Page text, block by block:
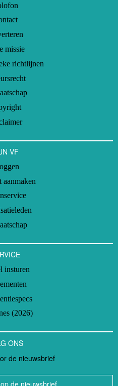
missie
richtlijnen
VF
aanmaken
insturen
(2026)
ONS
de nieuwsbrief